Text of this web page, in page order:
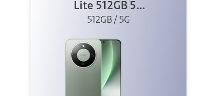
Lite 512GB 5G
Verde
512GB / 5G